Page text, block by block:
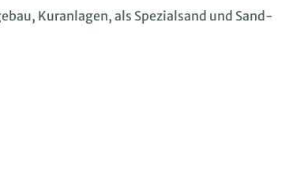
Kuranlagen, als Spezialsand und Sand-